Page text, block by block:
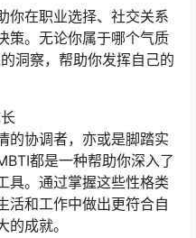
你在职业选择、社交关系
策。无论你属于哪个气质
洞察，帮助你发挥自己的
的协调者，亦或是脚踏实
都是一种帮助你深入了
具。通过掌握这些性格类
活和工作中做出更符合自
成就。